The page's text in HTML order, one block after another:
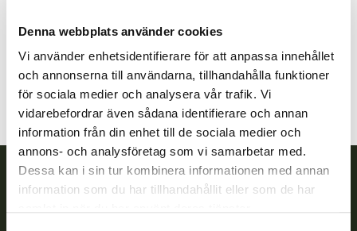
Denna webbplats använder cookies
Vi använder enhetsidentifierare för att anpassa innehållet
och annonserna till användarna, tillhandahålla funktioner
för sociala medier och analysera vår trafik. Vi
vidarebefordrar även sådana identifierare och annan
information från din enhet till de sociala medier och
annons- och analysföretag som vi samarbetar med.
Dessa kan i sin tur kombinera informationen med annan
information som du har tillhandahållit eller som de har
Satakunda